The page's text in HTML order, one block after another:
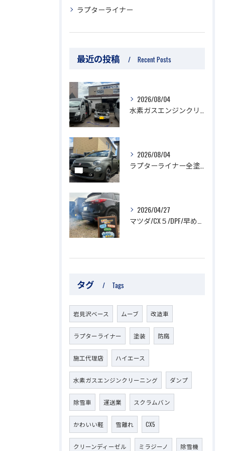
ラプターライナー
最近の投稿 Recent Posts
2026/08/04
2026/08/04
2026/04/27
タグ Tags
岩見沢ベース ムーブ 改造車
ラプターライナー 塗装 防腐
施工代理店 ハイエース
水素ガスエンジンクリーニング ダンプ
除雪車 運送業 スクラムバン
かわいい軽 雪離れ CX5
クリーンディーゼル ミラジーノ 除雪機